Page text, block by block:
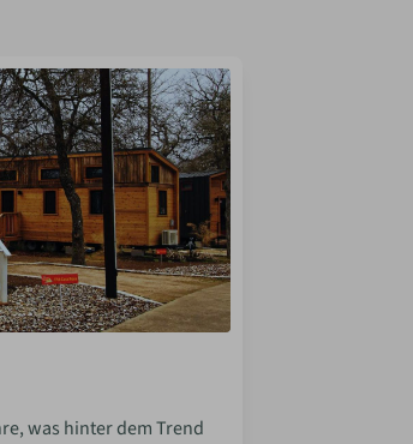
was hinter dem Trend